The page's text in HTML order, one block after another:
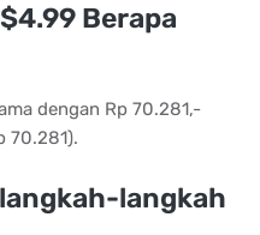
Berapa
dengan Rp 70.281,-
70.281).
langkah